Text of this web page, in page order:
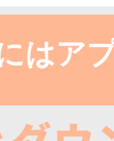
はア